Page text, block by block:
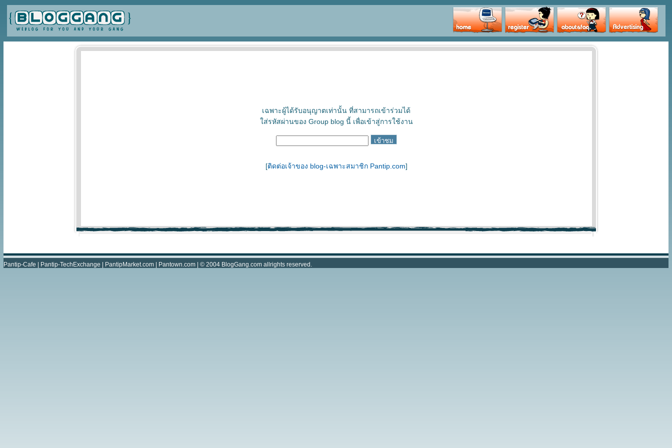
เฉพาะผู้ได้รับอนุญาตเท่านั้น ที่สามารถเข้าร่วมได้
ใส่รหัสผ่านของ Group blog นี้ เพื่อเข้าสู่การใช้งาน
[ติดต่อเจ้าของ blog-เฉพาะสมาชิก Pantip.com]
Pantip-Cafe Pantip-TechExchange PantipMarket.com Pantown.com | © 2004 BlogGang.com allrights reserved.